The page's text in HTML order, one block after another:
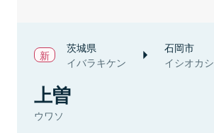
茨城県
イバラキケン
石岡市
イシオカシ
上曽
ウワソ